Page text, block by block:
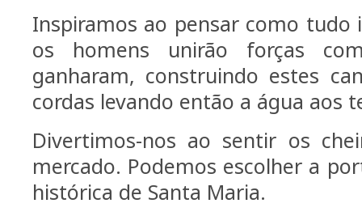
Inspiramos ao pensar como
os homens unirão forças
ganharam, construindo estes
cordas levando então a água aos
Divertimos-nos ao sentir os
mercado. Podemos escolher a
histórica de Santa Maria.